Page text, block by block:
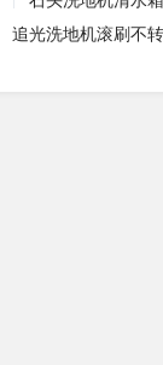
追光洗地机滚刷不